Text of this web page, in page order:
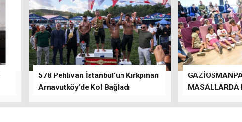
578 Pehlivan İstanbul’un Kırkpınarı
Arnavutköy’de Kol Bağladı
MASALLARDA